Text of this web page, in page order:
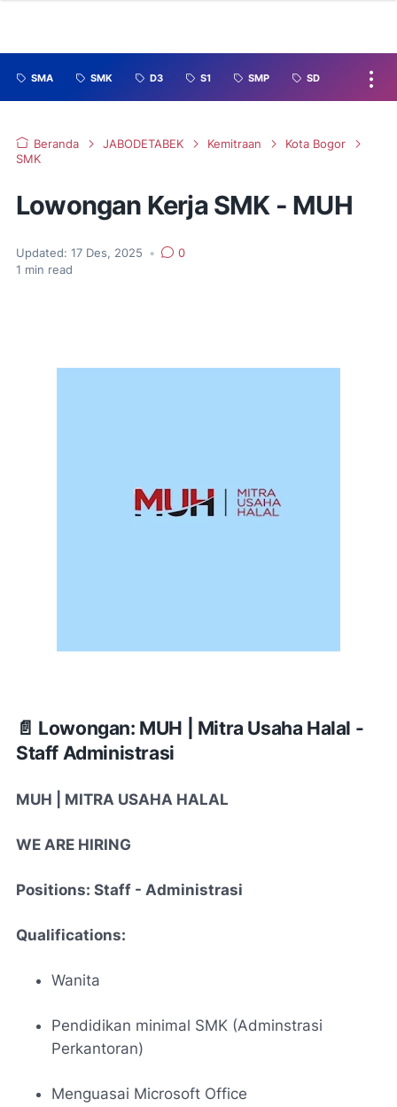
SMA SMK D3 S1 SMP SD
Beranda JABODETABEK Kemitraan
Kota Bogor
SMK
Lowongan Kerja SMK - MUH
Updated: 17 Des, 2025 •
0
1 min read
📄 Lowongan: MUH | Mitra Usaha Halal -
Staff Administrasi
MUH | MITRA USAHA HALAL
WE ARE HIRING
Positions: Staff - Administrasi
Qualifications:
Wanita
Pendidikan minimal SMK (Adminstrasi
Perkantoran)
Menguasai Microsoft Office